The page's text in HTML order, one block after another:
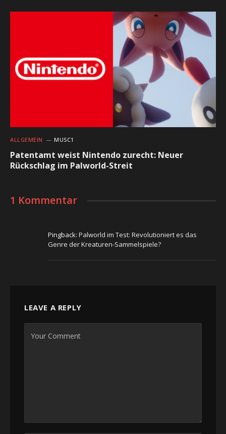
ALLGEMEIN MUSC1
Patentamt weist Nintendo zurecht: Neuer
Rückschlag im Palworld-Streit
1 Kommentar
Pingback: Palworld im Test: Revolutioniert es das
Genre der Kreaturen-Sammelspiele?
LEAVE A REPLY